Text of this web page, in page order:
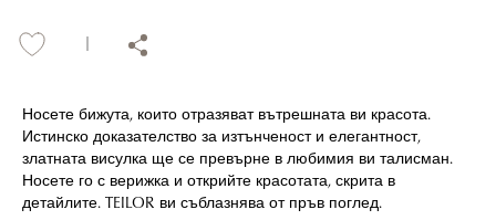
Носете бижута, които отразяват вътрешната ви красота.
Истинско доказателство за изтънченост и елегантност,
златната висулка ще се превърне в любимия ви талисман.
Носете го с верижка и открийте красотата, скрита в
детайлите. TEILOR ви съблазнява от пръв поглед.